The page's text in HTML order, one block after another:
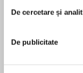
De cercetare și
De publicitate
isn’t happy
beginning to
attempted
happiness.
Lauren Dane
Lauren Dane is a
bestselling